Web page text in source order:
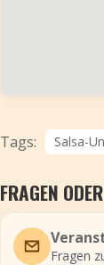
Tags: Salsa-
FRAGEN
Fragen